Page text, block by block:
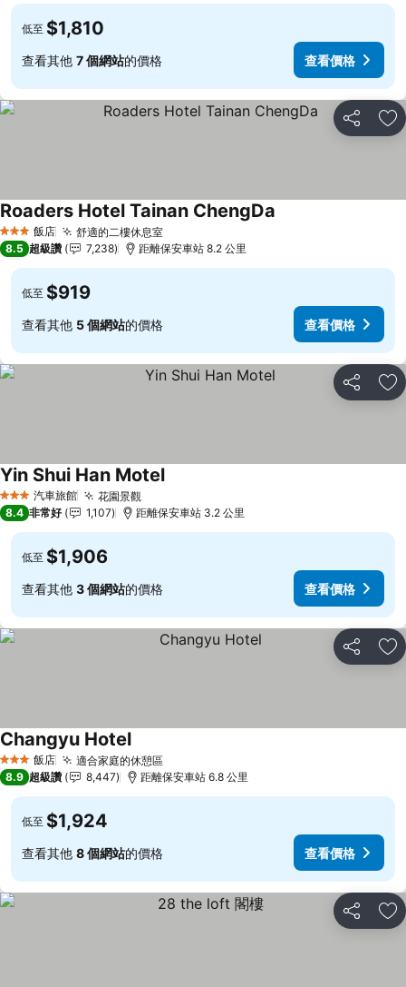
低至 $1,810
查看其他 7 個網站的價格 查看價格
分享 加
3 星級 飯店 舒適的二樓休息室
Roaders Hotel Tainan ChengDa
8.5 超級讚 7,238 距離保安車站 8.2 公里
低至 $919
查看其他 5 個網站的價格 查看價格
分享 加
3 星級 汽車旅館 花園景觀
Yin Shui Han Motel
8.4 非常好 1,107 距離保安車站 3.2 公里
低至 $1,906
查看其他 3 個網站的價格 查看價格
分享 加
3 星級 飯店 適合家庭的休憩區
Changyu Hotel
8.9 超級讚 8,447 距離保安車站 6.8 公里
低至 $1,924
查看其他 8 個網站的價格 查看價格
分享 加